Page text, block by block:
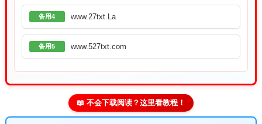
备用4 www.27txt.La
备用5 www.527txt.com
📖 不会下载阅读？这里看教程！